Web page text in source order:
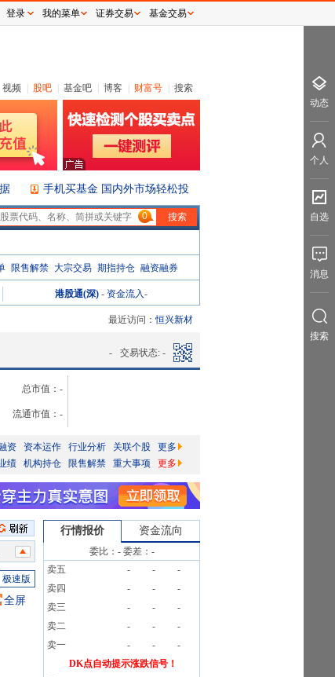
视频 股吧 基金吧 博客 财富号 搜索
手机买基金 国内外市场轻松投
0
限售解禁 大宗交易 期指持仓 融资融券
港股通(深) - 资金流入-
最近访问： 恒兴新材
- 交易状态: -
总市值： -
流通市值： -
资 资本运作 行业分析 关联个股
更多
绩 机构持仓 限售解禁 重大事项 更多
极速版
全屏
行情报价 资金流向
委比： -委差： -
卖五
- -
-
卖四
- -
-
卖三
- -
-
卖二
- -
-
卖一
- -
-
DK点自动提示涨跌信号！
登录 我的菜单 证券交易 基金交易
动态
个人
自选
消息
搜索